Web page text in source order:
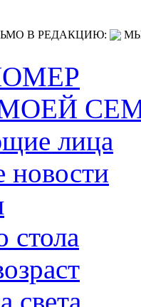
В РЕДАКЦИЮ:
лица
стола